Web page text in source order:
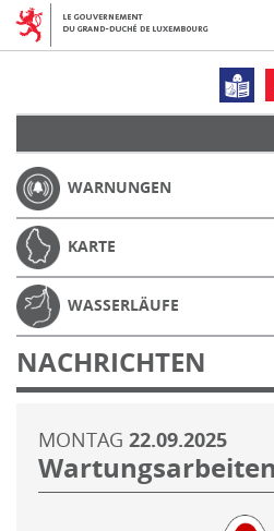
WARNUNGEN
KARTE
WASSERLÄUFE
NACHRICHTEN
MONTAG 22.09.2025